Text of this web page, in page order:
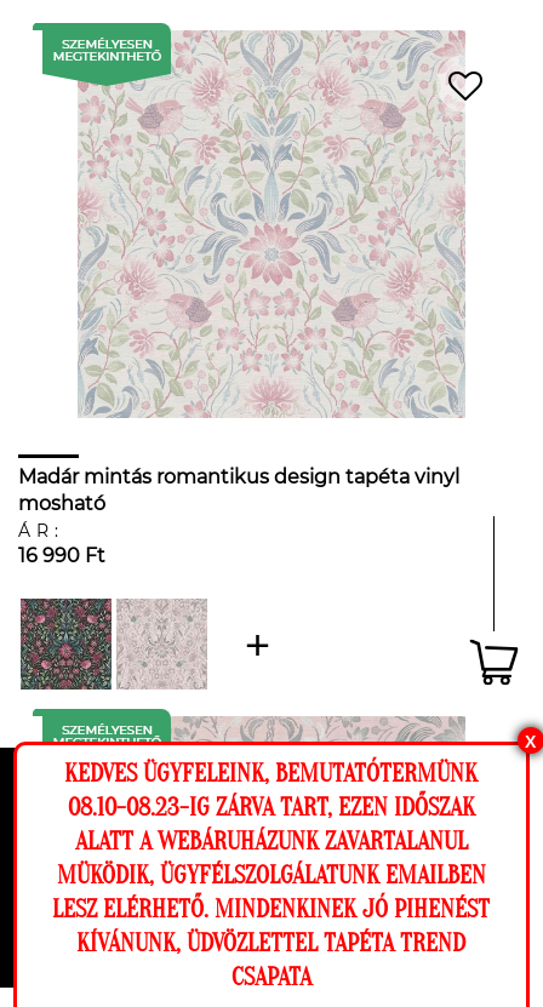
Ez a weboldal cookie-kat használ, hogy a
lehető legjobb élményt nyújtsa honlapunkon.
Beállítások
Elutasítom Engedélyezem
Madár mintás romantikus design tapéta vinyl
mosható
ÁR:
16 990 Ft
X
KEDVES ÜGYFELEINK, BEMUTATÓTERMÜNK
08.10-08.23-IG ZÁRVA TART, EZEN IDŐSZAK
ALATT A WEBÁRUHÁZUNK ZAVARTALANUL
MÜKÖDIK, ÜGYFÉLSZOLGÁLATUNK EMAILBEN
LESZ ELÉRHETŐ. MINDENKINEK JÓ PIHENÉST
KÍVÁNUNK, ÜDVÖZLETTEL TAPÉTA TREND
CSAPATAMegnézem a falamon